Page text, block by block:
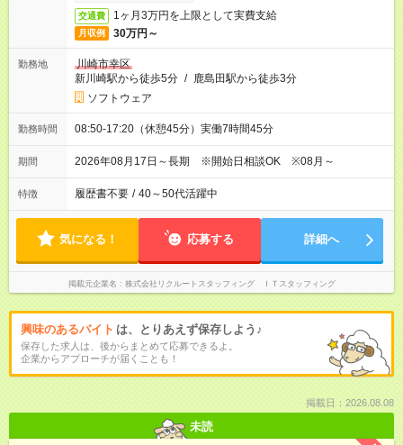
交通費 1ヶ月3万円を上限として実費支給
月収例 30万円～
勤務地
川崎市幸区
新川崎駅から徒歩5分 / 鹿島田駅から徒歩3分
ソフトウェア
勤務時間 08:50-17:20（休憩45分）実働7時間45分
期間 2026年08月17日～長期 ※開始日相談OK ※08月～
特徴 履歴書不要 / 40～50代活躍中
気になる！ 応募する 詳細へ
掲載元企業名 株式会社リクルートスタッフィング ＩＴスタッフィング
興味のあるバイト は、とりあえず保存しよう♪
保存した求人は、後からまとめて応募できるよ。
企業からアプローチが届くことも！
掲載日：2026.08.08
未読